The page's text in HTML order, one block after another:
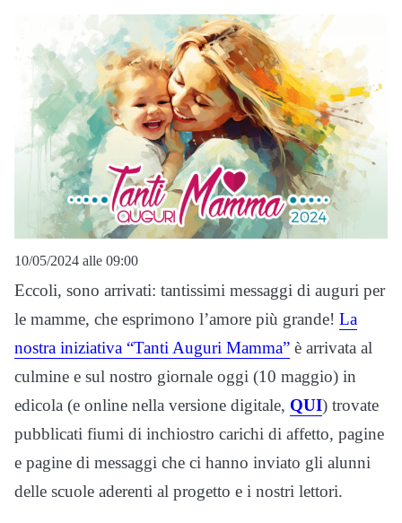
10/05/2024 alle 09:00
Eccoli, sono arrivati: tantissimi messaggi di auguri per
le mamme, che esprimono l’amore più grande! La
nostra iniziativa “Tanti Auguri Mamma” è arrivata al
culmine e sul nostro giornale oggi (10 maggio) in
edicola (e online nella versione digitale, QUI) trovate
pubblicati fiumi di inchiostro carichi di affetto, pagine
e pagine di messaggi che ci hanno inviato gli alunni
delle scuole aderenti al progetto e i nostri lettori.